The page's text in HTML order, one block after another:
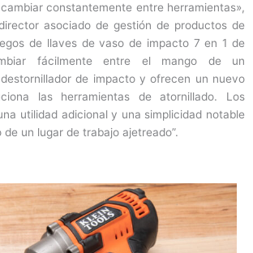
constantemente entre herramientas»,
asociado de gestión de productos de
de llaves de vaso de impacto 7 en 1 de
fácilmente entre el mango de un
de impacto y ofrecen un nuevo
las herramientas de atornillado. Los
utilidad adicional y una simplicidad notable
un lugar de trabajo ajetreado”.